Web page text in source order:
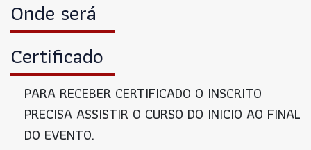
Onde será
Certificado
PARA RECEBER CERTIFICADO O INSCRITO
PRECISA ASSISTIR O CURSO DO INICIO AO FINAL
DO EVENTO.